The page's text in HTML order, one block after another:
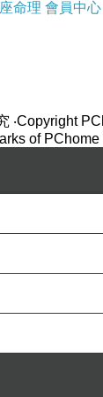
室裡，指
，想起那
見。
幫助的人。
報。
線條，標
五個主要
命理 會員中心
‧Copyright
of PChome